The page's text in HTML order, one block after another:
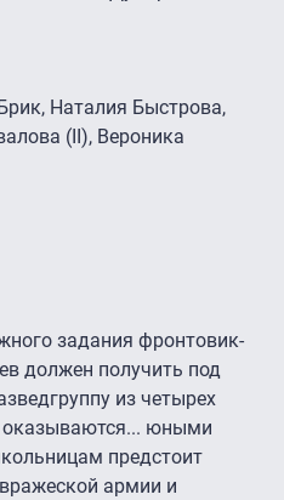
Наталия Быстрова,
(II), Вероника
задания фронтовик-
должен получить под
из четырех
оказываются... юными
предстоит
армии и